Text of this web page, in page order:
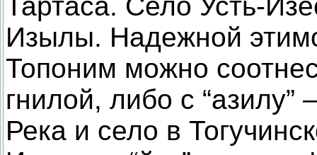
Тартаса. Село Усть-
Изылы. Надежной
Топоним можно
гнилой, либо с
Река и село в